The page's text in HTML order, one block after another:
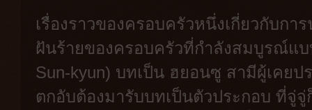
เรื่องราวของครอบครัวหนึ่งเกี่ยวกับก
ฝันร้ายของครอบครัวที่กำลังสมบูรณ์แ
Sun-kyun) บทเป็น ฮยอนซู สามีผู้เคย
ตกอับต้องมารับบทเป็นตัวประกอบ ที่จู่